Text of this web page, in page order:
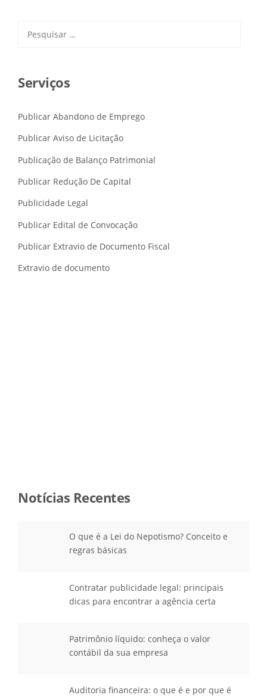
por:
Serviços
Publicar Abandono de Emprego
Publicar Aviso de Licitação
Publicação de Balanço Patrimonial
Publicar Redução De Capital
Publicidade Legal
Publicar Edital de Convocação
Publicar Extravio de Documento Fiscal
Extravio de documento
Notícias Recentes
O que é a Lei do Nepotismo? Conceito e
regras básicas
Contratar publicidade legal: principais
dicas para encontrar a agência certa
Patrimônio líquido: conheça o valor
contábil da sua empresa
Auditoria financeira: o que é e por que é